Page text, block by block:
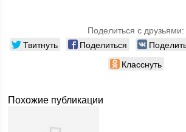
Поделиться с друзьями:
Твитнуть Поделиться
Класснуть
Похожие публикации